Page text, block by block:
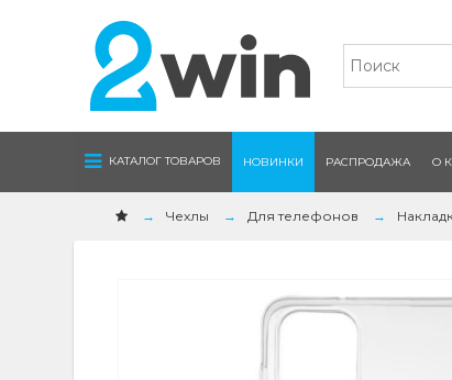
КАТАЛОГ ТОВАРОВ НОВИНКИ РАСПРОДАЖА О
Чехлы Для телефонов